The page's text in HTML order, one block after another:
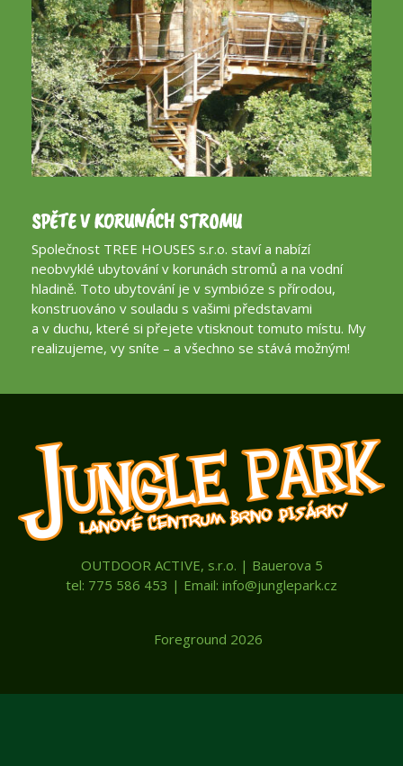
SPĚTE V KORUNÁCH STROMU
Společnost TREE HOUSES s.r.o. staví a nabízí
neobvyklé ubytování v korunách stromů a na vodní
hladině. Toto ubytování je v symbióze s přírodou,
konstruováno v souladu s vašimi představami
a v duchu, které si přejete vtisknout tomuto místu. My
realizujeme, vy sníte – a všechno se stává možným!
OUTDOOR ACTIVE, s.r.o. | Bauerova 5
tel: 775 586 453 | Email: info@junglepark.cz
Foreground 2026